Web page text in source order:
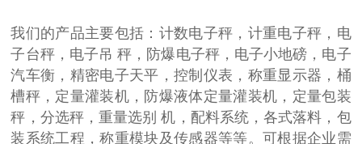
我们的产品主要包括：计数电子秤，计重电子秤，电
子台秤，电子吊 秤，防爆电子秤，电子小地磅，电子
汽车衡，精密电子天平，控制仪表，称重显示器，桶
槽秤，定量灌装机，防爆液体定量灌装机，定量包装
秤，分选秤，重量选别 机，配料系统，各式落料，包
装系统工程，称重模块及传感器等等。可根据企业需